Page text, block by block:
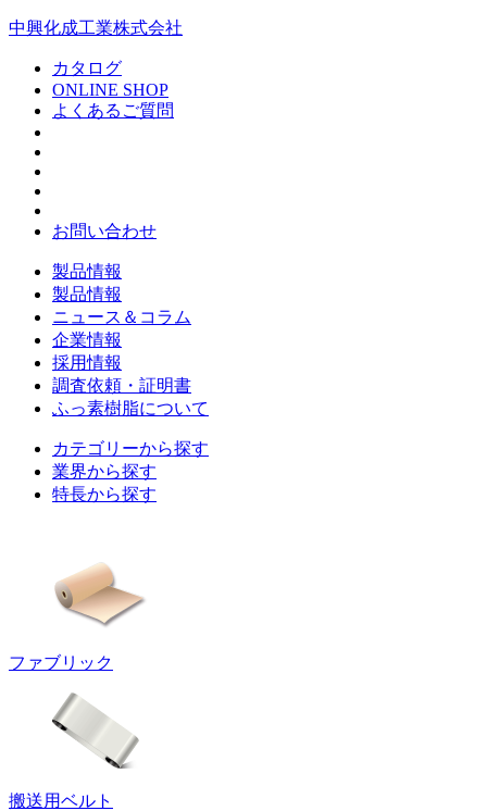
中興化成工業株式会社
カタログ
ONLINE SHOP
よくあるご質問
お問い合わせ
製品情報
製品情報
ニュース＆コラム
企業情報
採用情報
調査依頼・証明書
ふっ素樹脂について
カテゴリーから探す
業界から探す
特長から探す
ファブリック
搬送用ベルト